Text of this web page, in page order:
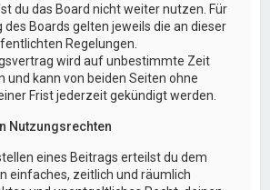
du das Board nicht weiter nutzen. Für
des Boards gelten jeweils die an dieser
Regelungen.
wird auf unbestimmte Zeit
und kann von beiden Seiten ohne
Frist jederzeit gekündigt werden.
Nutzungsrechten
eines Beitrags erteilst du dem
einfaches, zeitlich und räumlich